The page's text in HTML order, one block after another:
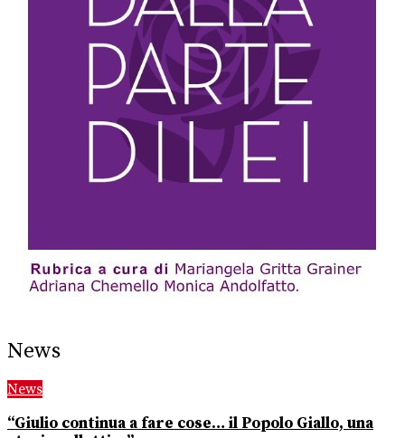
News
News
“Giulio continua a fare cose… il Popolo Giallo, una